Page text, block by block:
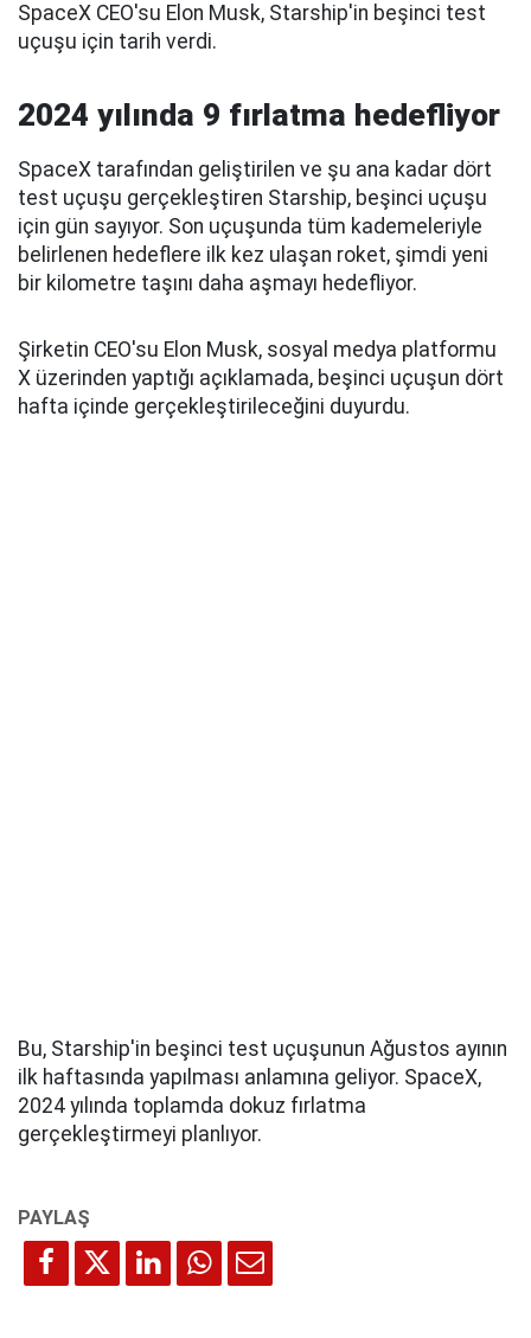
SpaceX CEO'su Elon Musk, Starship'in beşinci test
uçuşu için tarih verdi.
2024 yılında 9 fırlatma hedefliyor
SpaceX tarafından geliştirilen ve şu ana kadar dört
test uçuşu gerçekleştiren Starship, beşinci uçuşu
için gün sayıyor. Son uçuşunda tüm kademeleriyle
belirlenen hedeflere ilk kez ulaşan roket, şimdi yeni
bir kilometre taşını daha aşmayı hedefliyor.
Şirketin CEO'su Elon Musk, sosyal medya platformu
X üzerinden yaptığı açıklamada, beşinci uçuşun dört
hafta içinde gerçekleştirileceğini duyurdu.
Bu, Starship'in beşinci test uçuşunun Ağustos ayının
ilk haftasında yapılması anlamına geliyor. SpaceX,
2024 yılında toplamda dokuz fırlatma
gerçekleştirmeyi planlıyor.